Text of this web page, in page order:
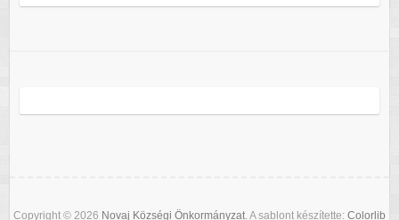
Copyright © 2026 Novaj Községi Önkormányzat. A sablont készítette: Colorlib